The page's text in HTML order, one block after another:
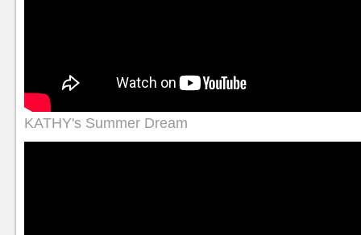
KATHY's Summer Dream